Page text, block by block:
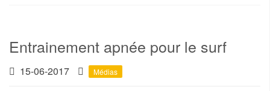
Entrainement apnée pour le surf
15-06-2017 Médias